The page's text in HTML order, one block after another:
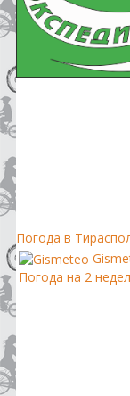
Погода в
Погода на 2